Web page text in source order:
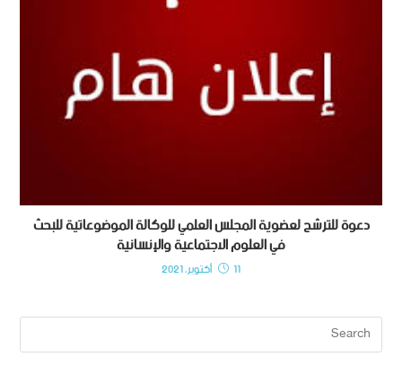
دعوة للترشح لعضوية المجلس العلمي للوكالة الموضوعاتية للبحث
في العلوم الاجتماعية والإنسانية
11 أكتوبر، 2021